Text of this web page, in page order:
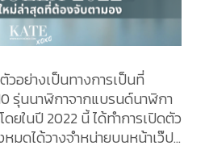
วอย่างเป็นทางการเป็นที่
รุ่นนาฬิกาจากแบรนด์นาฬิกา
ยในปี 2022 นี้ ได้ทำการเปิดตัว
มดได้วางจำหน่ายบนหน้าเว๊ป